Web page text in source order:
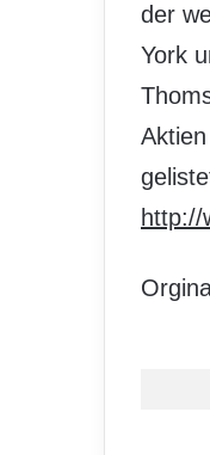
der
York
http://